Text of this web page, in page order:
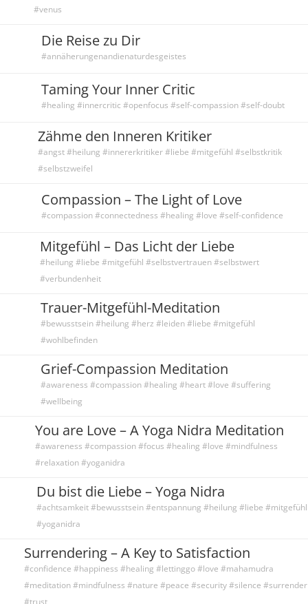
#venus
Die Reise zu Dir
#annäherungenandienaturdesgeistes
Taming Your Inner Critic
#healing #innercritic #openfocus #self-compassion #self-doubt
Zähme den Inneren Kritiker
#angst #heilung #innererkritiker #liebe #mitgefühl #selbstkritik
#selbstzweifel
Compassion – The Light of Love
#compassion #connectedness #healing #love #self-confidence
Mitgefühl – Das Licht der Liebe
#heilung #liebe #mitgefühl #selbstvertrauen #selbstwert
#verbundenheit
Trauer-Mitgefühl-Meditation
#bewusstsein #heilung #herz #leiden #liebe #mitgefühl
#wohlbefinden
Grief-Compassion Meditation
#awareness #compassion #healing #heart #love #suffering
#wellbeing
You are Love – A Yoga Nidra Meditation
#awareness #compassion #focus #healing #love #mindfulness
#relaxation #yoganidra
Du bist die Liebe – Yoga Nidra
#achtsamkeit #bewusstsein #entspannung #heilung #liebe #mitgefühl
#yoganidra
Surrendering – A Key to Satisfaction
#confidence #happiness #healing #lettinggo #love #mahamudra
#meditation #mindfulness #nature #peace #security #silence #surrender